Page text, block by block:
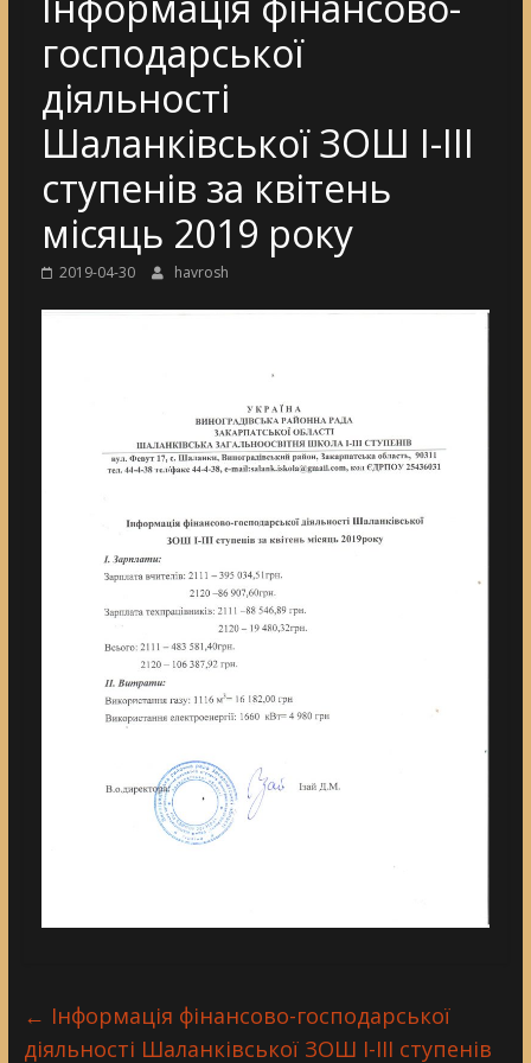
господарської
діяльності
Шаланківської ЗОШ І-ІІІ
ступенів за квітень
місяць 2019 року
2019-04-30 havrosh
← Інформація фінансово-господарської
діяльності Шаланківської ЗОШ І-ІІІ ступенів